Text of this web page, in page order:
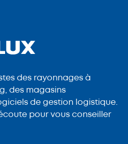
des rayonnages à
des magasins
de gestion logistique.
pour vous conseiller